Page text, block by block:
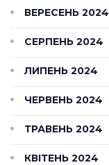
ВЕРЕСЕНЬ 2024
СЕРПЕНЬ 2024
ЛИПЕНЬ 2024
ЧЕРВЕНЬ 2024
ТРАВЕНЬ 2024
КВІТЕНЬ 2024